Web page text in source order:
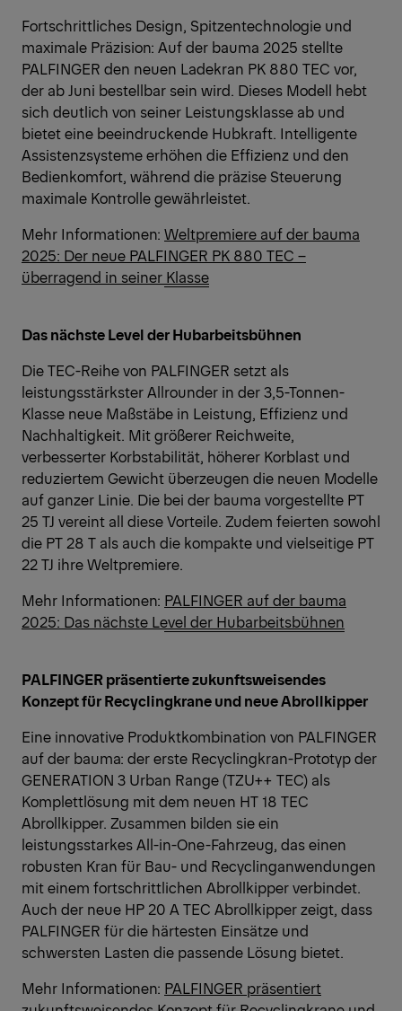
Fortschrittliches Design, Spitzentechnologie und
maximale Präzision: Auf der bauma 2025 stellte
PALFINGER den neuen Ladekran PK 880 TEC vor,
der ab Juni bestellbar sein wird. Dieses Modell hebt
sich deutlich von seiner Leistungsklasse ab und
bietet eine beeindruckende Hubkraft. Intelligente
Assistenzsysteme erhöhen die Effizienz und den
Bedienkomfort, während die präzise Steuerung
maximale Kontrolle gewährleistet.
Mehr Informationen: Weltpremiere auf der bauma
2025: Der neue PALFINGER PK 880 TEC –
überragend in seiner Klasse
Das nächste Level der Hubarbeitsbühnen
Die TEC-Reihe von PALFINGER setzt als
leistungsstärkster Allrounder in der 3,5-Tonnen-
Klasse neue Maßstäbe in Leistung, Effizienz und
Nachhaltigkeit. Mit größerer Reichweite,
verbesserter Korbstabilität, höherer Korblast und
reduziertem Gewicht überzeugen die neuen Modelle
auf ganzer Linie. Die bei der bauma vorgestellte PT
25 TJ vereint all diese Vorteile. Zudem feierten sowohl
die PT 28 T als auch die kompakte und vielseitige PT
22 TJ ihre Weltpremiere.
Mehr Informationen: PALFINGER auf der bauma
2025: Das nächste Level der Hubarbeitsbühnen
PALFINGER präsentierte zukunftsweisendes
Konzept für Recyclingkrane und neue Abrollkipper
Eine innovative Produktkombination von PALFINGER
auf der bauma: der erste Recyclingkran-Prototyp der
GENERATION 3 Urban Range (TZU++ TEC) als
Komplettlösung mit dem neuen HT 18 TEC
Abrollkipper. Zusammen bilden sie ein
leistungsstarkes All-in-One-Fahrzeug, das einen
robusten Kran für Bau- und Recyclinganwendungen
mit einem fortschrittlichen Abrollkipper verbindet.
Auch der neue HP 20 A TEC Abrollkipper zeigt, dass
PALFINGER für die härtesten Einsätze und
schwersten Lasten die passende Lösung bietet.
Mehr Informationen: PALFINGER präsentiert